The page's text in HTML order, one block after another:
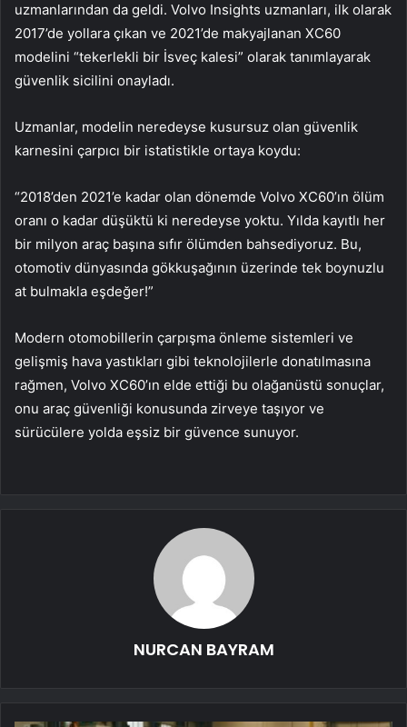
uzmanlarından da geldi. Volvo Insights uzmanları, ilk olarak
2017’de yollara çıkan ve 2021’de makyajlanan XC60
modelini “tekerlekli bir İsveç kalesi” olarak tanımlayarak
güvenlik sicilini onayladı.
Uzmanlar, modelin neredeyse kusursuz olan güvenlik
karnesini çarpıcı bir istatistikle ortaya koydu:
“2018’den 2021’e kadar olan dönemde Volvo XC60’ın ölüm
oranı o kadar düşüktü ki neredeyse yoktu. Yılda kayıtlı her
bir milyon araç başına sıfır ölümden bahsediyoruz. Bu,
otomotiv dünyasında gökkuşağının üzerinde tek boynuzlu
at bulmakla eşdeğer!”
Modern otomobillerin çarpışma önleme sistemleri ve
gelişmiş hava yastıkları gibi teknolojilerle donatılmasına
rağmen, Volvo XC60’ın elde ettiği bu olağanüstü sonuçlar,
onu araç güvenliği konusunda zirveye taşıyor ve
sürücülere yolda eşsiz bir güvence sunuyor.
NURCAN BAYRAM